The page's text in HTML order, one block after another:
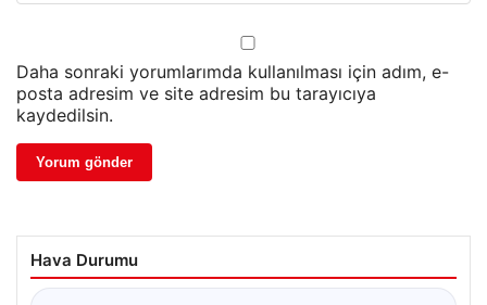
Daha sonraki yorumlarımda kullanılması için adım, e-
posta adresim ve site adresim bu tarayıcıya
kaydedilsin.
Hava Durumu